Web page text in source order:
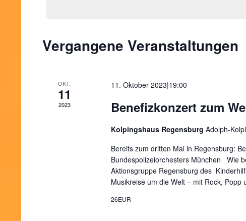
Navigation
Kalender
von
Veranstaltungen
Vergangene Veranstaltungen
OKT.
11
2023
11. Oktober 2023|19:00
Benefizkonzert zum
Kolpingshaus Regensburg Adolph-
Bereits zum dritten Mal in Regensburg:
Bundespolizeiorchesters München Wie
Aktionsgruppe Regensburg des
Musikreise um die Welt – mit Rock, Popp
26EUR